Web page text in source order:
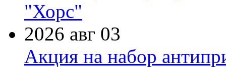
"Хорс"
2026 авг 03
Акция на набор